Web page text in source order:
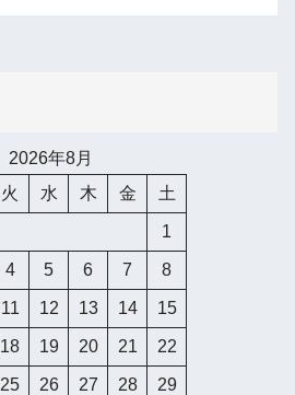
2026年8月
火 水 木 金 土
1
4 5 6 7 8
11 12 13 14 15
18 19 20 21 22
25 26 27 28 29